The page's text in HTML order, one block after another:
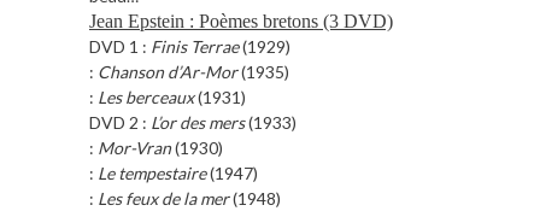
Jean Epstein : Poèmes bretons (3 DVD)
DVD 1 : Finis Terrae(1929)
: Chanson d’Ar-Mor(1935)
: Les berceaux(1931)
DVD 2 : L’or des mers(1933)
: Mor-Vran(1930)
: Le tempestaire(1947)
: Les feux de la mer(1948)